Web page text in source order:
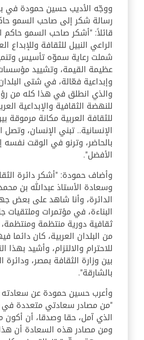
ووجّه الأديب حسين حمودة في
رسالة شكر إلى صاحب السمو
قائلاً: "أشكر صاحب السمو حاكم
الراعي النبيل للثقافة وللإبداع
شملت رعاية سموّه تأسيس
عظيمة القيمة، وتشييد
وإبداعية فعّالة، في شتى
والذي انطلق في هذا كله من
للنهضة الثقافية والإبداعية
للثقافة العربية مكانة مرموقة
الإنسانية.. تبني الإنسان،
بالحاضر، وترنو في الوقت
الأفضل".
وأضاف حمودة: "أشكر دائرة
وسعادة الأستاذ عبدالله بن
الدائرة، وأنا شاهد على بعض
البناءة، في مؤتمرات وملتقيات
ثقافية دورية منتظمة
من البلدان العربية، كان دائما
للاحترام والالتزام، وأشيد بهذا
بين وزارة الثقافة بمصر، ودائرة
بالشارقة".
وأعرب حسين حمودة عن سعادته
"من مصادر سعادتي متعددة في
الذي آمل، حقا وصدقا، أن أكون
ومن مصادر هذه السعادة أن